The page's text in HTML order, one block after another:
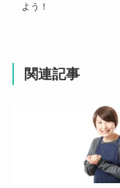
よう！
関連記事